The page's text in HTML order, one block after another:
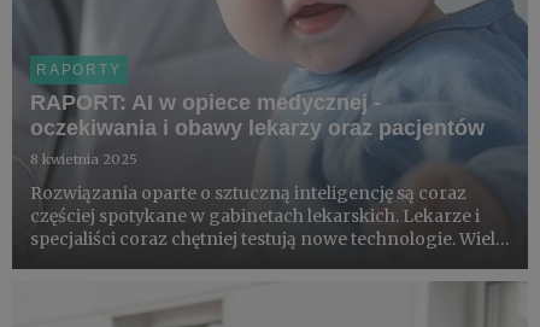
RAPORTY
RAPORT: AI w opiece medycznej -
oczekiwania i obawy lekarzy oraz pacjentów
8 kwietnia 2025
Rozwiązania oparte o sztuczną inteligencję są coraz
częściej spotykane w gabinetach lekarskich. Lekarze i
specjaliści coraz chętniej testują nowe technologie. Wielu
znacząco usprawnić codzienną pracę i odciążyć ich w